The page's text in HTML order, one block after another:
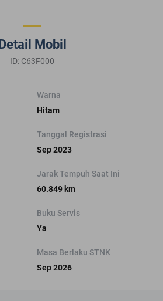
Detail Mobil
ID: C63F000
Warna
Hitam
Tanggal Registrasi
Sep 2023
Jarak Tempuh Saat Ini
60.849 km
Buku Servis
Ya
Masa Berlaku STNK
Sep 2026